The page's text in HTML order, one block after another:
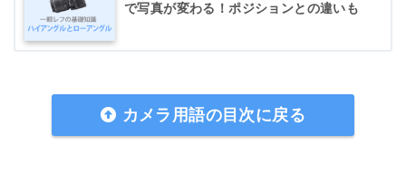
で写真が変わる！ポジションとの違いも
カメラ用語の目次に戻る